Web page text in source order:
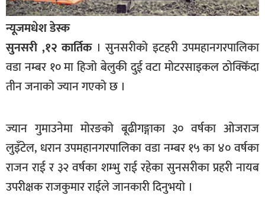
राष्ट्रिय
अन्तराष्ट्रिय
अन्तरबार्ता
अर्थ
मनोरञ्जन
फोटो
/
भिडियो
न्यूजमधेश डेस्क
सुनसरी ,१२ कार्तिक। सुनसरीको इटहरी उपमहानगरपालिका
वडा नम्बर १० मा हिजो बेलुकी दुई वटा मोटरसाइकल ठोक्किँदा
तीन जनाको ज्यान गएको छ ।
ज्यान गुमाउनेमा मोरङको बूढीगङ्गाका ३० वर्षका ओजराज
लुइँटेल, धरान उपमहानगरपालिका वडा नम्बर १५ का ४० वर्षका
राजन राई र ३२ वर्षका शम्भु राई रहेका सुनसरीका प्रहरी नायब
उपरीक्षक राजकुमार राईले जानकारी दिनुभयो ।